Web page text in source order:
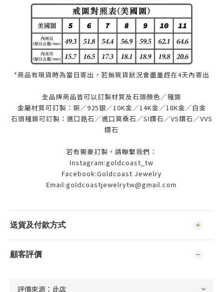
*商品有現貨時為當日寄出，若無現貨狀況會盡量趕在4天內寄出
全品牌商品皆可以訂製材質及石頭顏色／種類
金屬材質可訂製：銅／925銀／10K金／14K金／18K金／白金
石頭種類可訂製：進口鋯石／進口莫桑石／SI鑽石／VS鑽石／VVS
鑽石
若有需要訂製，請聯繫我們：
Instagram:goldcoast_tw
Facebook:Goldcoast Jewelry
Email:goldcoastjewelrytw@gmail.com
送貨及付款方式
顧客評價